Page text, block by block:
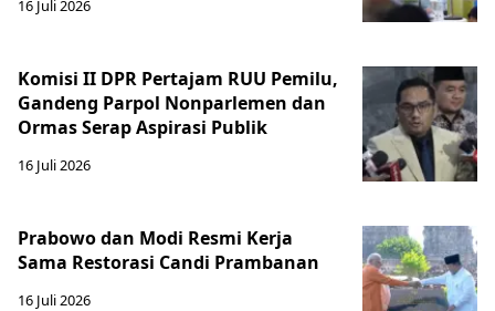
16 Juli 2026
Komisi II DPR Pertajam RUU Pemilu,
Gandeng Parpol Nonparlemen dan
Ormas Serap Aspirasi Publik
16 Juli 2026
Prabowo dan Modi Resmi Kerja
Sama Restorasi Candi Prambanan
16 Juli 2026